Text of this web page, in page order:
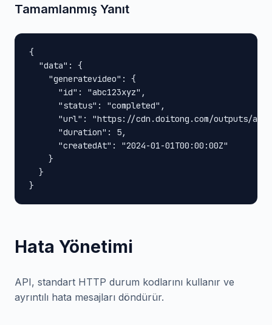
Tamamlanmış Yanıt
{
  "data": {
    "generatevideo": {
      "id": "abc123xyz",
      "status": "completed",
"url": "https://cdn.doitong.com/outputs/
      "duration": 5,
      "createdAt": "2024-01-01T00:00:00Z"
    }
  }
}
Hata Yönetimi
API, standart HTTP durum kodlarını kullanır ve
ayrıntılı hata mesajları döndürür.